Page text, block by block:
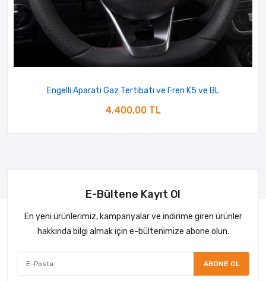
Engelli Aparatı Gaz Tertibatı ve Fren K5 ve BL
4.400,00 TL
E-Bültene Kayıt Ol
En yeni ürünlerimiz, kampanyalar ve indirime giren ürünler
hakkında bilgi almak için e-bültenimize abone olun.
ABONE OL